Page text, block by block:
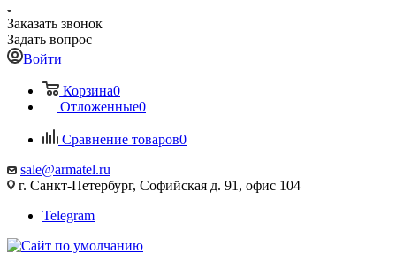
Заказать звонок
Задать вопрос
Войти
Корзина0
Отложенные0
Сравнение товаров0
sale@armatel.ru
г. Санкт-Петербург, Софийская д. 91, офис 104
Telegram